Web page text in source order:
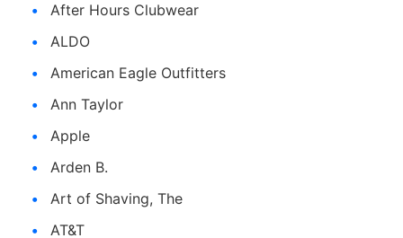
After Hours Clubwear
ALDO
American Eagle Outfitters
Ann Taylor
Apple
Arden B.
Art of Shaving, The
AT&T